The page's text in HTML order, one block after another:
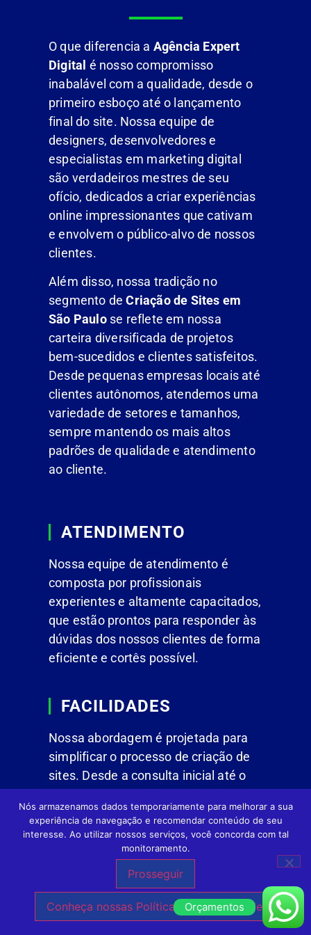
O que diferencia a Agência Expert
Digital é nosso compromisso
inabalável com a qualidade, desde o
primeiro esboço até o lançamento
final do site. Nossa equipe de
designers, desenvolvedores e
especialistas em marketing digital
são verdadeiros mestres de seu
ofício, dedicados a criar experiências
online impressionantes que cativam
e envolvem o público-alvo de nossos
clientes.
Além disso, nossa tradição no
segmento de Criação de Sites em
São Paulose reflete em nossa
carteira diversificada de projetos
bem-sucedidos e clientes satisfeitos.
Desde pequenas empresas locais até
clientes autônomos, atendemos uma
variedade de setores e tamanhos,
sempre mantendo os mais altos
padrões de qualidade e atendimento
ao cliente.
ATENDIMENTO
Nossa equipe de atendimento é
composta por profissionais
experientes e altamente capacitados,
que estão prontos para responder às
dúvidas dos nossos clientes de forma
eficiente e cortês possível.
FACILIDADES
Nossa abordagem é projetada para
simplificar o processo de criação de
sites. Desde a consulta inicial até o
concentrar no que realmente importa:
o crescimento do seu negócio.
Orçamentos
Nós armazenamos dados temporariamente para melhorar a sua
experiência de navegação e recomendar conteúdo de seu
interesse. Ao utilizar nossos serviços, você concorda com tal
monitoramento.
Prosseguir
Conheça nossas Políticas de Privacidade.